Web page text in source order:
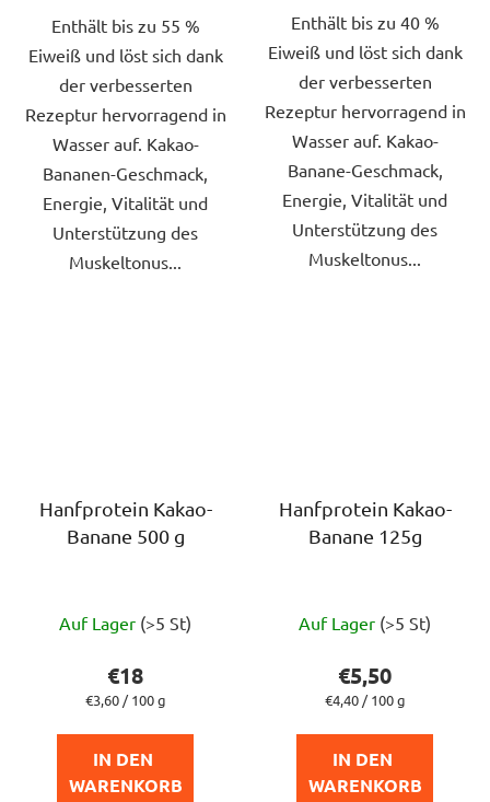
Enthält bis zu 55 %
Eiweiß und löst sich dank
der verbesserten
Rezeptur hervorragend in
Wasser auf. Kakao-
Bananen-Geschmack,
Energie, Vitalität und
Unterstützung des
Muskeltonus...
Enthält bis zu 40 %
Eiweiß und löst sich dank
der verbesserten
Rezeptur hervorragend in
Wasser auf. Kakao-
Banane-Geschmack,
Energie, Vitalität und
Unterstützung des
Muskeltonus...
Hanfprotein Kakao-
Banane 500 g
durchschnittliche
ist
von
5
Auf Lager (>5 St)
€18
Verkaufspreis:
€3,60 / 100 g
IN DEN
WARENKORB
Hanfprotein Kakao-
Banane 125g
ist
von
5
Auf Lager (>5 St)
€5,50
Verkaufspreis:
€4,40 / 100 g
IN DEN
WARENKORB